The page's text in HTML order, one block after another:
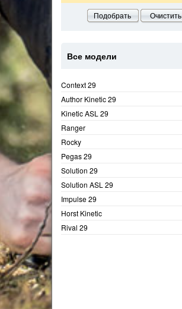
Подобрать Очистить
Все модели
Context 29
Author Kinetic 29
Kinetic ASL 29
Ranger
Rocky
Pegas 29
Solution 29
Solution ASL 29
Impulse 29
Horst Kinetic
Rival 29